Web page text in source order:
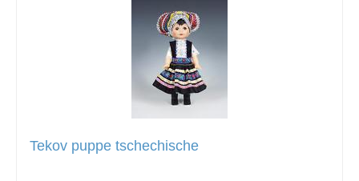
Tekov puppe tschechische